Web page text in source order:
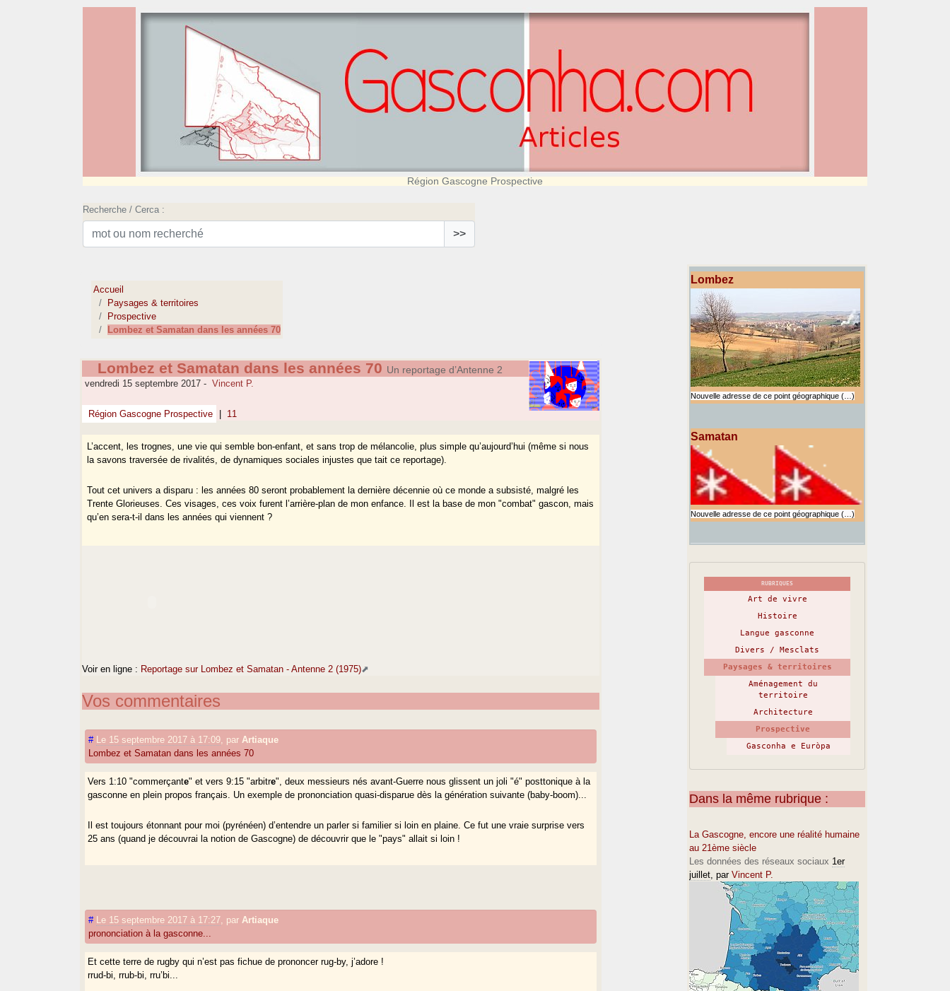
Région Gascogne Prospective
Recherche / Cerca :
>>
Accueil
Paysages & territoires
Prospective
Lombez et Samatan dans les années 70
Lombez et Samatan dans les années 70 Un reportage d’Antenne 2
vendredi 15 septembre 2017 - Vincent P.
Région Gascogne Prospective 11
L’accent, les trognes, une vie qui semble bon-enfant, et sans trop de mélancolie, plus simple qu’aujourd’hui (même si nous
la savons traversée de rivalités, de dynamiques sociales injustes que tait ce reportage).
Tout cet univers a disparu : les années 80 seront probablement la dernière décennie où ce monde a subsisté, malgré les
Trente Glorieuses. Ces visages, ces voix furent l’arrière-plan de mon enfance. Il est la base de mon "combat" gascon, mais
qu’en sera-t-il dans les années qui viennent ?
Voir en ligne : Reportage sur Lombez et Samatan - Antenne 2 (1975)
Vos commentaires
# Le 15 septembre 2017 à 17:09 par Artiaque
Lombez et Samatan dans les années 70
Vers 1:10 "commerçante" et vers 9:15 "arbitre", deux messieurs nés avant-Guerre nous glissent un joli "é" posttonique à la
gasconne en plein propos français. Un exemple de prononciation quasi-disparue dès la génération suivante (baby-boom)...
Il est toujours étonnant pour moi (pyrénéen) d’entendre un parler si familier si loin en plaine. Ce fut une vraie surprise vers
25 ans (quand je découvrai la notion de Gascogne) de découvrir que le "pays" allait si loin !
# Le 15 septembre 2017 à 17:27 par Artiaque
prononciation à la gasconne...
Et cette terre de rugby qui n’est pas fichue de prononcer rug-by, j’adore !
rrud-bi, rrub-bi, rru’bi...
Lombez
Nouvelle adresse de ce point géographique (…)
Samatan
Nouvelle adresse de ce point géographique (…)
RUBRIQUES
Art de vivre
Histoire
Langue gasconne
Divers / Mesclats
Paysages & territoires
Aménagement du
territoire
Architecture
Prospective
Gasconha e Euròpa
Dans la même rubrique :
La Gascogne, encore une réalité humaine
au 21ème siècle
Les données des réseaux sociaux 1er
juillet , par Vincent P.